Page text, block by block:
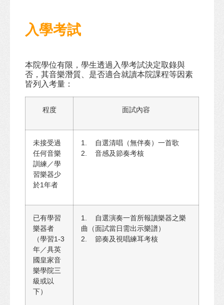
入學考試
本院學位有限，學生透過入學考試決定取錄與
否，其音樂潛質、是否適合就讀本院課程等因素
皆列入考量：
程度 面試內容
未接受過
任何音樂
訓練／學
習樂器少
於1年者
1. 自選清唱（無伴奏）一首歌
2. 音感及節奏考核
已有學習
樂器者
（學習1-3
年／具英
國皇家音
樂學院三
級或以
下）
1. 自選演奏一首所報讀樂器之樂
曲（面試當日需出示樂譜）
2. 節奏及視唱練耳考核